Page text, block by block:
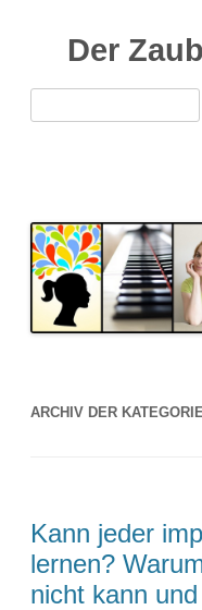
Der
Suchen
nach:
ARCHIV DER
Kann jeder
lernen?
nicht kann